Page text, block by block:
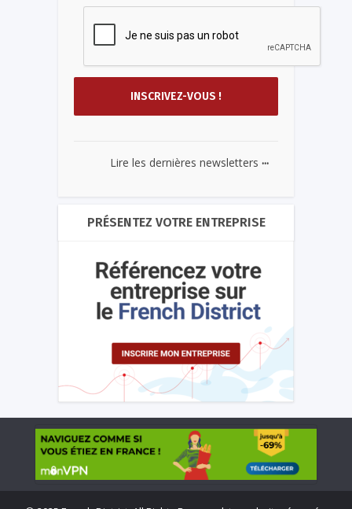
Lire les dernières newsletters ...
PRÉSENTEZ VOTRE ENTREPRISE